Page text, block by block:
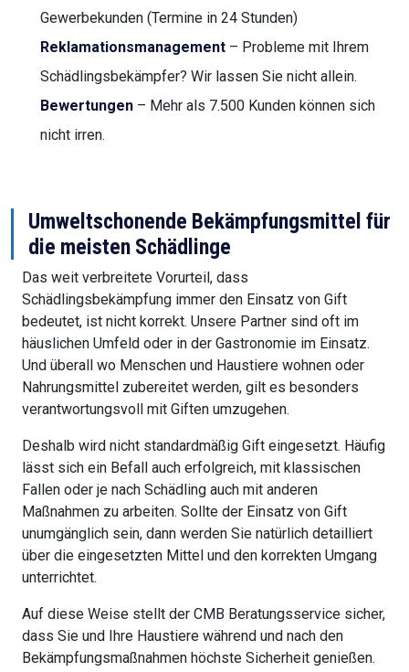
Gewerbekunden (Termine in 24 Stunden)
Reklamationsmanagement – Probleme mit Ihrem
Schädlingsbekämpfer? Wir lassen Sie nicht allein.
Bewertungen – Mehr als 7.500 Kunden können sich
nicht irren.
Umweltschonende Bekämpfungsmittel für
die meisten Schädlinge
Das weit verbreitete Vorurteil, dass
Schädlingsbekämpfung immer den Einsatz von Gift
bedeutet, ist nicht korrekt. Unsere Partner sind oft im
häuslichen Umfeld oder in der Gastronomie im Einsatz.
Und überall wo Menschen und Haustiere wohnen oder
Nahrungsmittel zubereitet werden, gilt es besonders
verantwortungsvoll mit Giften umzugehen.
Deshalb wird nicht standardmäßig Gift eingesetzt. Häufig
lässt sich ein Befall auch erfolgreich, mit klassischen
Fallen oder je nach Schädling auch mit anderen
Maßnahmen zu arbeiten. Sollte der Einsatz von Gift
unumgänglich sein, dann werden Sie natürlich detailliert
über die eingesetzten Mittel und den korrekten Umgang
unterrichtet.
Auf diese Weise stellt der CMB Beratungsservice sicher,
dass Sie und Ihre Haustiere während und nach den
Bekämpfungsmaßnahmen höchste Sicherheit genießen.